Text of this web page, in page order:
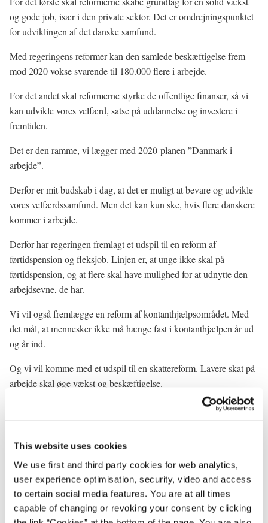
This website uses cookies
We use first and third party cookies for web analytics,
user experience optimisation, security, video and access
to certain social media features. You are at all times
capable of changing or revoking your consent by clicking
og gode job, især i den private sektor. Det er omdrejningspunktet
for udviklingen af det danske samfund.
Med regeringens reformer kan den samlede beskæftigelse frem
mod 2020 vokse svarende til 180.000 flere i arbejde.
For det andet skal reformerne styrke de offentlige finanser, så vi
kan udvikle vores velfærd, satse på uddannelse og investere i
fremtiden.
Det er den ramme, vi lægger med 2020-planen ”Danmark i
arbejde”.
Derfor er mit budskab i dag, at det er muligt at bevare og udvikle
vores velfærdssamfund. Men det kan kun ske, hvis flere danskere
kommer i arbejde.
Derfor har regeringen fremlagt et udspil til en reform af
førtidspension og fleksjob. Linjen er, at unge ikke skal på
førtidspension, og at flere skal have mulighed for at udnytte den
arbejdsevne, de har.
Vi vil også fremlægge en reform af kontanthjælpsområdet. Med
det mål, at mennesker ikke må hænge fast i kontanthjælpen år ud
og år ind.
Og vi vil komme med et udspil til en skattereform. Lavere skat på
arbejde skal øge vækst og beskæftigelse.
have en chance. Også de unge.
Ingen gruppe er ramt hårdere af krisen end de unge. På få år er
antallet af unge, som lever af offentlig forsørgelse, steget til mere
end 100.000.